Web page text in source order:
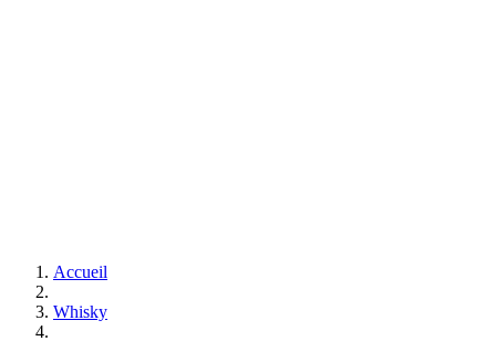
Accueil
Whisky